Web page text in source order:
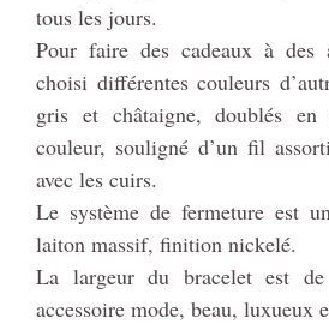
tous les jours.
Pour faire des cadeaux à
choisi différentes couleurs
gris et châtaigne, doublés
couleur, souligné d’un fil
avec les cuirs.
Le système de fermeture est
laiton massif, finition nickelé.
La largeur du bracelet est
accessoire mode, beau, luxueux